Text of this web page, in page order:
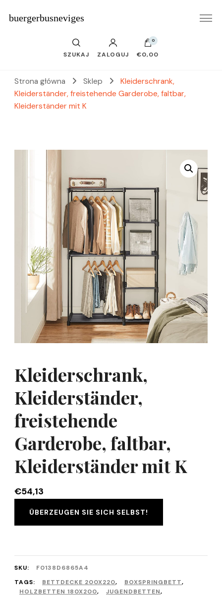
buergerbusneviges
SZUKAJ ZALOGUJ
0
€0,00
Strona główna Sklep
Kleiderschrank,
Kleiderständer, freistehende Garderobe, faltbar,
Kleiderständer mit K
Kleiderschrank,
Kleiderständer,
freistehende
Garderobe, faltbar,
Kleiderständer mit K
€54,13
ÜBERZEUGEN SIE SICH SELBST!
SKU:
F0138D6865A4
TAGS:
BETTDECKE 200X220, BOXSPRINGBETT,
HOLZBETTEN 180X200, JUGENDBETTEN,